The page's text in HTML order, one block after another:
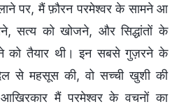
पर, मैं फ़ौरन परमेश्वर के सामने आ
सत्य को खोजने, और सिद्धांतों के
को तैयार थी। इन सबसे गुज़रने के
से महसूस की, वो सच्ची खुशी की
मैं परमेश्वर के वचनों का